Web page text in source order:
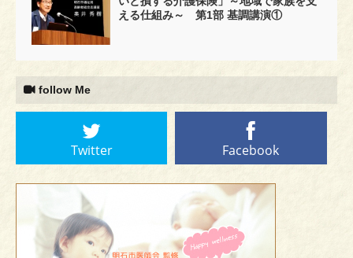
える仕組み～ 第1部 基調講演①
follow Me
Twitter Facebook